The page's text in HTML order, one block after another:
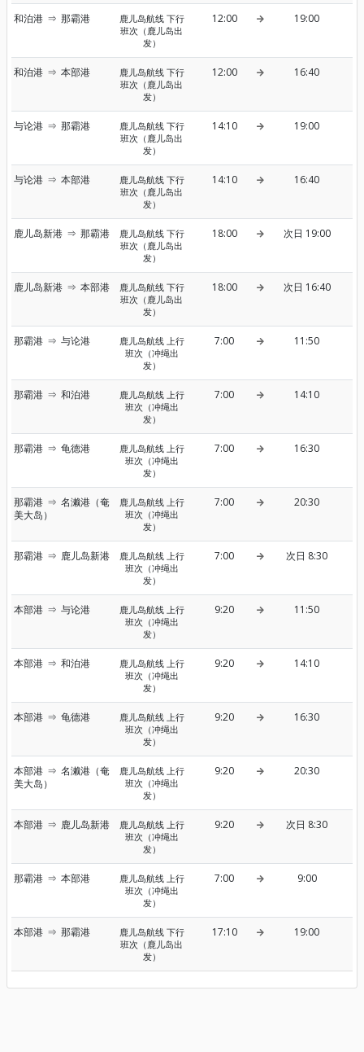
和泊港 ⇒ 那霸港
鹿儿岛航线 下行
班次（鹿儿岛出
发）
12:00 19:00
和泊港 ⇒ 本部港
鹿儿岛航线 下行
班次（鹿儿岛出
发）
12:00 16:40
与论港 ⇒ 那霸港
鹿儿岛航线 下行
班次（鹿儿岛出
发）
14:10 19:00
与论港 ⇒ 本部港
鹿儿岛航线 下行
班次（鹿儿岛出
发）
14:10 16:40
鹿儿岛新港 ⇒ 那霸港
鹿儿岛航线 下行
班次（鹿儿岛出
发）
18:00 次日 19:00
鹿儿岛新港 ⇒ 本部港
鹿儿岛航线 下行
班次（鹿儿岛出
发）
18:00 次日 16:40
那霸港 ⇒ 与论港
鹿儿岛航线 上行
班次（冲绳出
发）
7:00 11:50
那霸港 ⇒ 和泊港
鹿儿岛航线 上行
班次（冲绳出
发）
7:00 14:10
那霸港 ⇒ 龟德港
鹿儿岛航线 上行
班次（冲绳出
发）
7:00 16:30
那霸港 ⇒ 名濑港（奄
美大岛）
鹿儿岛航线 上行
班次（冲绳出
发）
7:00 20:30
那霸港 ⇒ 鹿儿岛新港
鹿儿岛航线 上行
班次（冲绳出
发）
7:00 次日 8:30
本部港 ⇒ 与论港
鹿儿岛航线 上行
班次（冲绳出
发）
9:20 11:50
本部港 ⇒ 和泊港
鹿儿岛航线 上行
班次（冲绳出
发）
9:20 14:10
本部港 ⇒ 龟德港
鹿儿岛航线 上行
班次（冲绳出
发）
9:20 16:30
本部港 ⇒ 名濑港（奄
美大岛）
鹿儿岛航线 上行
班次（冲绳出
发）
9:20 20:30
本部港 ⇒ 鹿儿岛新港
鹿儿岛航线 上行
班次（冲绳出
发）
9:20 次日 8:30
那霸港 ⇒ 本部港
鹿儿岛航线 上行
班次（冲绳出
发）
7:00 9:00
本部港 ⇒ 那霸港
鹿儿岛航线 下行
班次（鹿儿岛出
发）
17:10 19:00